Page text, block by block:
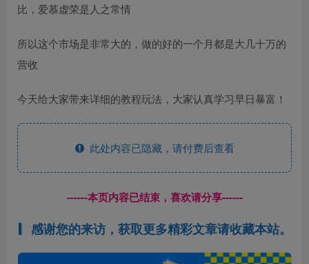
比，爱慕虚荣是人之常情
所以这个市场是非常大的，做的好的一个月都是大几十万的
营收
今天给大家带来详细的教程玩法，大家认真学习早日暴富！
此处内容已隐藏，请付费后查看
------本页内容已结束，喜欢请分享------
感谢您的来访，获取更多精彩文章请收藏本站。